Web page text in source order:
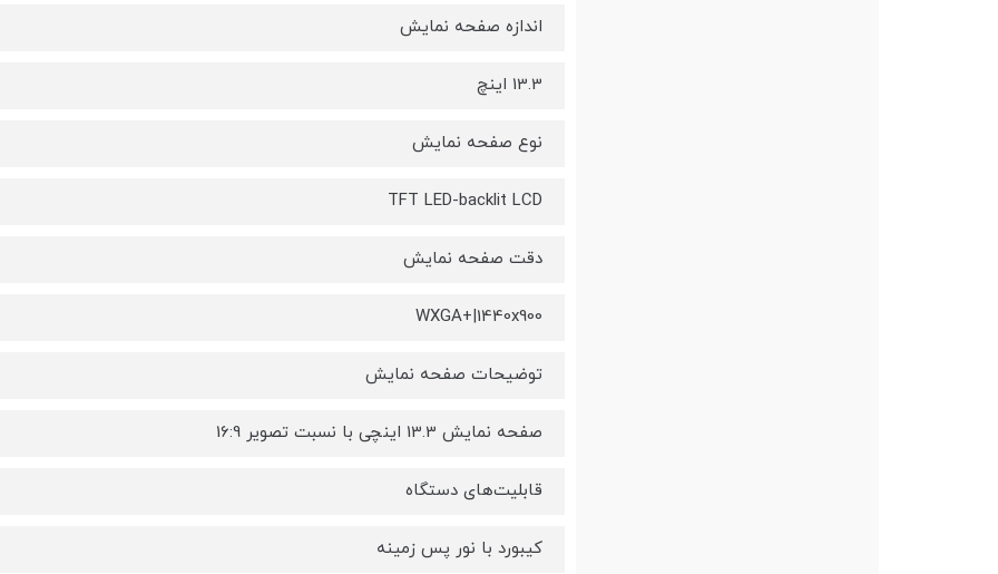
اندازه صفحه نمایش
13.3 اینچ
نوع صفحه نمایش
TFT LED-backlit LCD
دقت صفحه نمایش
WXGA+|1440x900
توضیحات صفحه نمایش
صفحه نمایش 13.3 اینچی با نسبت تصویر 16:9
قابلیت‌های دستگاه
کیبورد با نور پس زمینه